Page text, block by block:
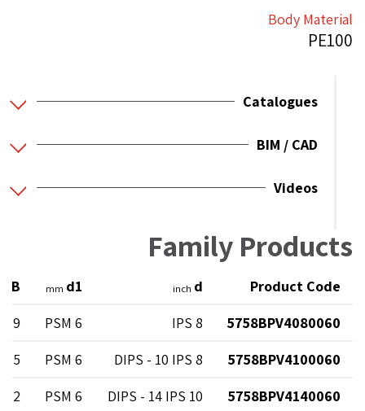
Body Material
PE100
Catalogues
BIM / CAD
Videos
Family Products
Product Code
d
inch
d1
mm
B
5758BPV4080060
8 IPS
6 PSM
5758BPV4100060
8 DIPS - 10 IPS
6 PSM
5758BPV4140060
10 DIPS - 14 IPS
6 PSM